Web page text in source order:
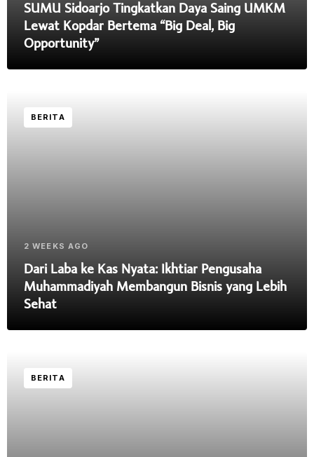
SUMU Sidoarjo Tingkatkan Daya Saing UMKM
Lewat Kopdar Bertema “Big Deal, Big
Opportunity”
BERITA
2 WEEKS AGO
Dari Laba ke Kas Nyata: Ikhtiar Pengusaha
Muhammadiyah Membangun Bisnis yang Lebih
Sehat
BERITA